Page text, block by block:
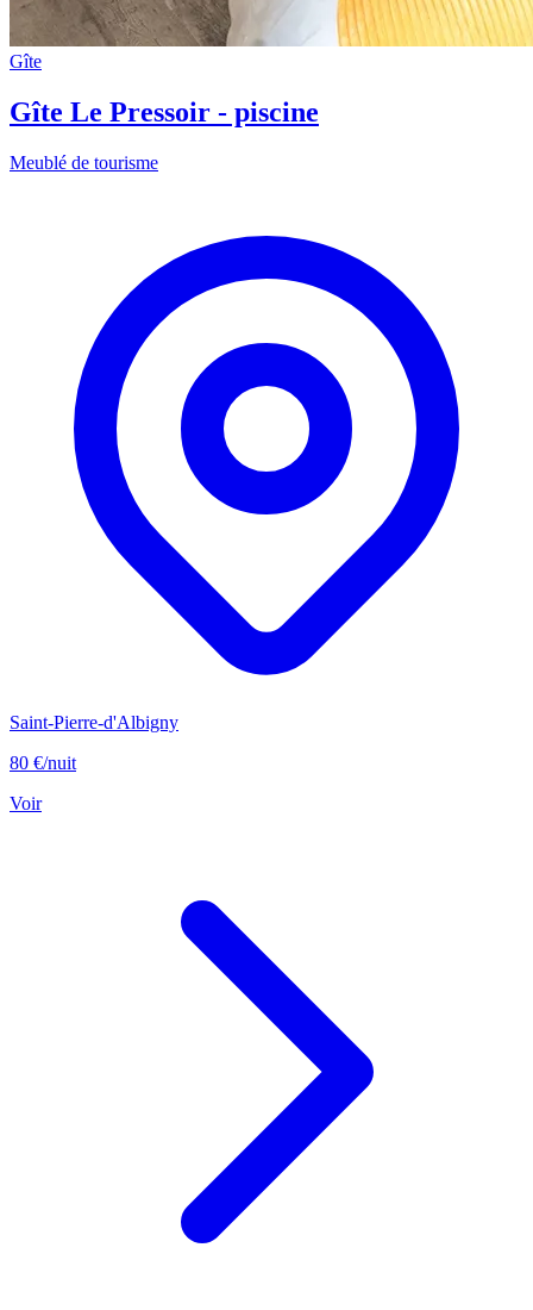
Gîte
Gîte Le Pressoir - piscine
Meublé de tourisme
Saint-Pierre-d'Albigny
80 €/nuit
Voir